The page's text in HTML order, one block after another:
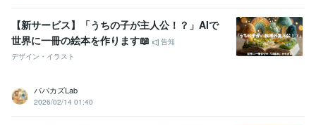
【新サービス】「うちの子が主人公！？」AIで
世界に一冊の絵本を作ります📖
告知
デザイン・イラスト
パパカズLab
2026/02/14 01:40